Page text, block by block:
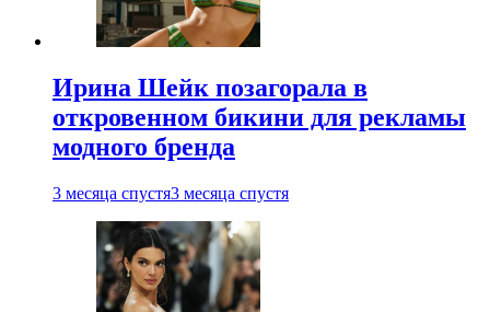
Ирина Шейк позагорала в
откровенном бикини для рекламы
модного бренда
3 месяца спустя3 месяца спустя